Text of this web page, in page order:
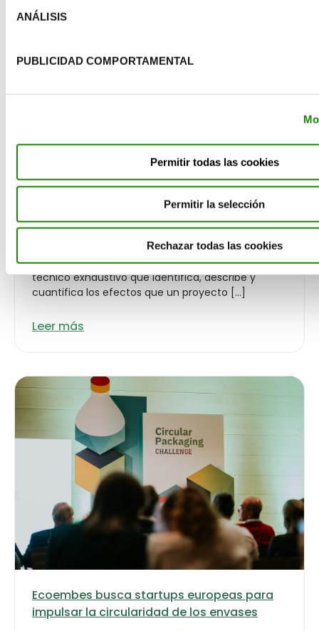
ANÁLISIS
PUBLICIDAD COMPORTAMENTAL
Permitir todas las cookies
Permitir la selección
Rechazar todas las cookies
Estudio de Impacto Ambiental: ¿qué es y
Un estudio de impacto ambiental es un informe
técnico exhaustivo que identifica, describe y
cuantifica los efectos que un proyecto […]
Leer más
Ecoembes busca startups europeas para
impulsar la circularidad de los envases